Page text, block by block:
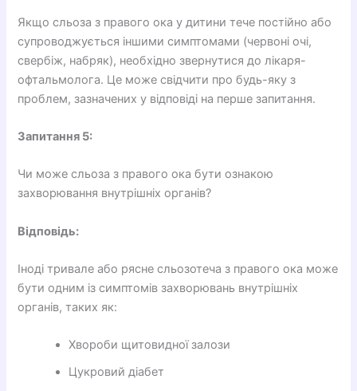
Якщо сльоза з правого ока у дитини тече постійно або
супроводжується іншими симптомами (червоні очі,
свербіж, набряк), необхідно звернутися до лікаря-
офтальмолога. Це може свідчити про будь-яку з
проблем, зазначених у відповіді на перше запитання.
Запитання 5:
Чи може сльоза з правого ока бути ознакою
захворювання внутрішніх органів?
Відповідь:
Іноді тривале або рясне сльозотеча з правого ока може
бути одним із симптомів захворювань внутрішніх
органів, таких як:
Хвороби щитовидної залози
Цукровий діабет